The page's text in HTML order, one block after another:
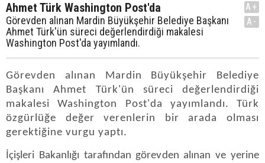
Ahmet Türk Washington Post'da
Görevden alınan Mardin Büyükşehir Belediye Başkanı
Ahmet Türk'ün süreci değerlendirdiği makalesi
Washington Post'da yayımlandı.
A+
A-
Görevden alınan Mardin Büyükşehir Belediye
Başkanı Ahmet Türk'ün süreci değerlendirdiği
makalesi Washington Post'da yayımlandı. Türk
özgürlüğe değer verenlerin bir arada olması
gerektiğine vurgu yaptı.
İçişleri Bakanlığı tarafından görevden alınan ve yerine